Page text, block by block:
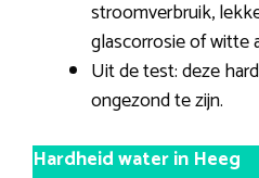
stroomverbruik,
glascorrosie of witte
Uit de test: deze
ongezond te zijn.
Hardheid water in Heeg